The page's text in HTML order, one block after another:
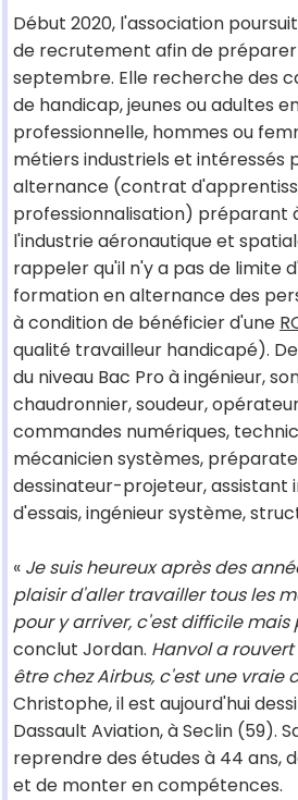
Début 2020, l'association
de recrutement afin de
septembre. Elle recherche des
de handicap, jeunes ou adultes
professionnelle, hommes ou
métiers industriels et intéressés
alternance (contrat
professionnalisation) préparant
l'industrie aéronautique et
rappeler qu'il n'y a pas de limite
formation en alternance des
à condition de bénéficier d'une
qualité travailleur handicapé).
du niveau Bac Pro à ingénieur,
chaudronnier, soudeur,
commandes numériques,
mécanicien systèmes,
dessinateur-projeteur, assistant
d'essais, ingénieur système,
« Je suis heureux après des
plaisir d'aller travailler tous les
pour y arriver, c'est difficile mais
conclut Jordan. Hanvol a
être chez Airbus, c'est une vraie
Christophe, il est aujourd'hui
Dassault Aviation, à Seclin (59).
reprendre des études à 44 ans,
et de monter en compétences.